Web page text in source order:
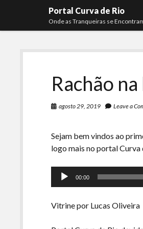
Portal Curva de Rio
Onde as Tranqueiras se
Rachão
agosto 29, 2019 Leave a
Sejam bem vindos ao
logo mais no portal Curva
Tocador
00:00
Vitrine por Lucas Oliveira